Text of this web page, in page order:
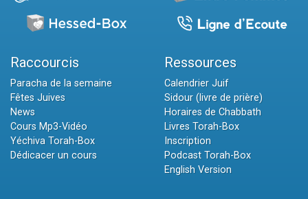
Raccourcis
Paracha de la semaine
Fêtes Juives
News
Cours Mp3-Vidéo
Yéchiva Torah-Box
Dédicacer un cours
Ressources
Calendrier Juif
Sidour (livre de prière)
Horaires de Chabbath
Livres Torah-Box
Inscription
Podcast Torah-Box
English Version